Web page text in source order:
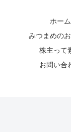
ホーム
みつまめの
株主って
お問い合